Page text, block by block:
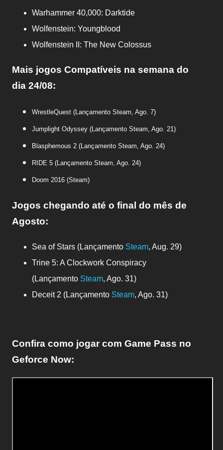
Warhammer 40,000: Darktide
Wolfenstein: Youngblood
Wolfenstein II: The New Colossus
Mais jogos Compatíveis na semana do
dia 24/08:
WrestleQuest (Lançamento Steam, Ago. 7)
Jumplight Odyssey (Lançamento Steam, Ago. 21)
Blasphemous 2 (Lançamento Steam, Ago. 24)
RIDE 5 (Lançamento Steam, Ago. 24)
Doom 2016 (Steam)
Jogos chegando até o final do mês de
Agosto:
Sea of Stars (Lançamento Steam, Aug. 29)
Trine 5: A Clockwork Conspiracy
(Lançamento Steam, Ago. 31)
Deceit 2 (Lançamento Steam, Ago. 31)
Confira como jogar com Game Pass no
Geforce Now: